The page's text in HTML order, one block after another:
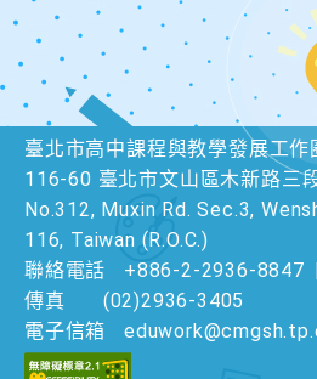
臺北市高中課程與教學發展工作
116-60 臺北市文山區木新路三
No.312, Muxin Rd. Sec.3,
116, Taiwan (R.O.C.)
聯絡電話
+886-2-2936-8847
傳真
(02)2936-3405
電子信箱